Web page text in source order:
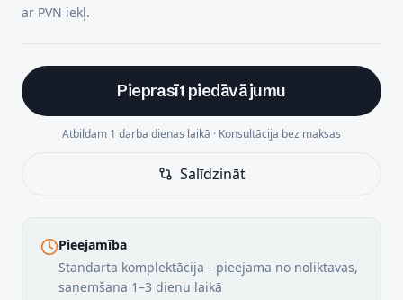
ar PVN iekļ.
Pieprasīt piedāvājumu
Atbildam 1 darba dienas laikā · Konsultācija bez maksas
Salīdzināt
Pieejamība
Standarta komplektācija - pieejama no noliktavas,
saņemšana 1–3 dienu laikā